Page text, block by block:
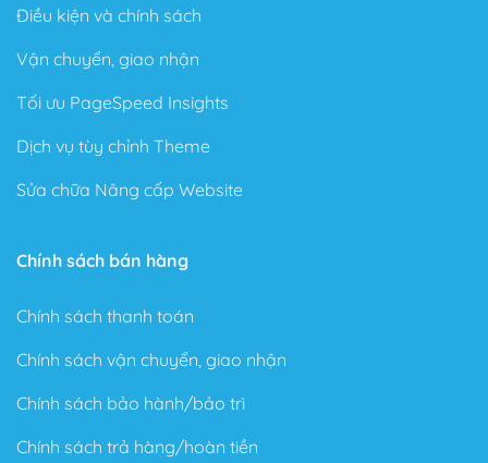
Điều kiện và chính sách
Vận chuyển, giao nhận
Tối ưu PageSpeed Insights
Dịch vụ tùy chỉnh Theme
Sửa chữa Nâng cấp Website
Chính sách bán hàng
Chính sách thanh toán
Chính sách vận chuyển, giao nhận
Chính sách bảo hành/bảo trì
Chính sách trả hàng/hoàn tiền